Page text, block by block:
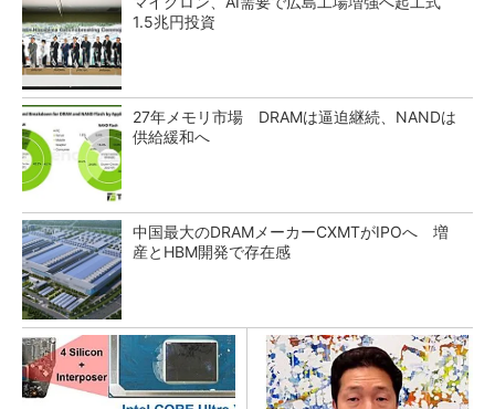
1.5兆円投資
27年メモリ市場 DRAMは逼迫継続、NANDは
供給緩和へ
中国最大のDRAMメーカーCXMTがIPOへ 増
産とHBM開発で存在感